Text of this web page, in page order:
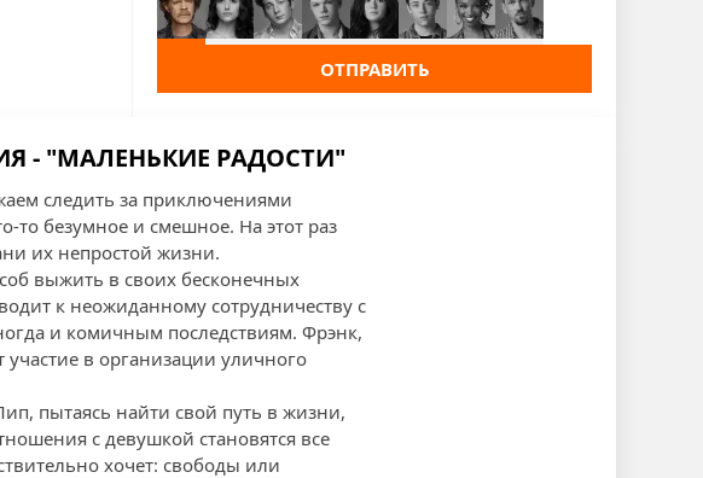
ОТПРАВИТЬ
- "МАЛЕНЬКИЕ РАДОСТИ"
следить за приключениями
то безумное и смешное. На этот раз
их непростой жизни.
выжить в своих бесконечных
к неожиданному сотрудничеству с
и комичным последствиям. Фрэнк,
в организации уличного
пытаясь найти свой путь в жизни,
с девушкой становятся все
хочет: свободы или